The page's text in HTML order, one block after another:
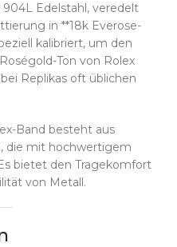
Edelstahl, veredelt
in **18k Everose-
kalibriert, um den
Ton von Rolex
Replikas oft üblichen
Band besteht aus
die mit hochwertigem
bietet den Tragekomfort
von Metall.